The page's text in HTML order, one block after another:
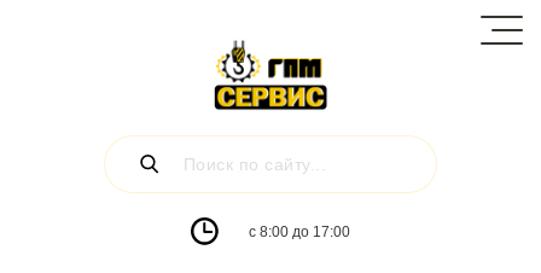
c 8:00 до 17:00